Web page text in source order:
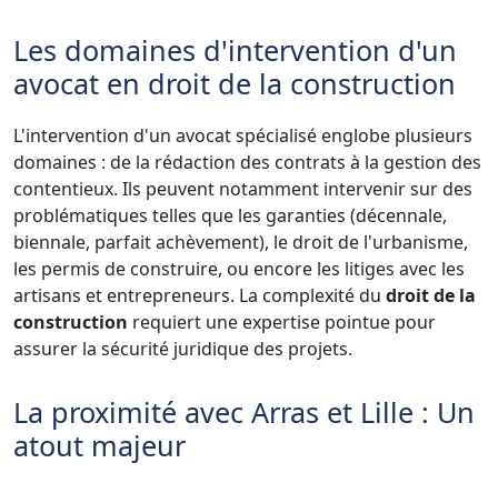
Les domaines d'intervention d'un
avocat en droit de la construction
L'intervention d'un avocat spécialisé englobe plusieurs
domaines : de la rédaction des contrats à la gestion des
contentieux. Ils peuvent notamment intervenir sur des
problématiques telles que les garanties (décennale,
biennale, parfait achèvement), le droit de l'urbanisme,
les permis de construire, ou encore les litiges avec les
artisans et entrepreneurs. La complexité du droit de la
construction requiert une expertise pointue pour
assurer la sécurité juridique des projets.
La proximité avec Arras et Lille : Un
atout majeur